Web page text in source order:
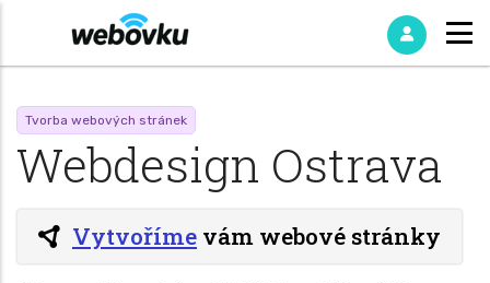
Tvorba webových stránek
Webdesign Ostrava
Vytvoříme vám webové stránky